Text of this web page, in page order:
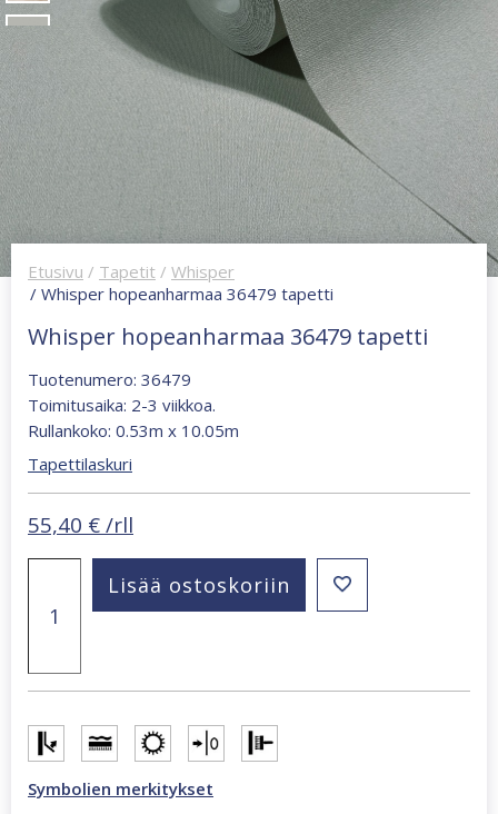
Etusivu / Tapetit / Whisper
/ Whisper hopeanharmaa 36479 tapetti
Whisper hopeanharmaa 36479 tapetti
Tuotenumero: 36479
Toimitusaika: 2-3 viikkoa.
Rullankoko: 0.53m x 10.05m
Tapettilaskuri
55,40 € /rll
hopeanharmaa
36479
Lisää ostoskoriin
Symbolien merkitykset